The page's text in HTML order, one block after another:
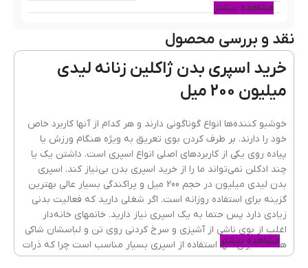
نوع عطر
پراکندگی
ماندگاری ۴۸ ساعت
طبع رایحه شیرین,گرم
مشاهده بیشتر
نقد و بررسی محصول
خرید اسپری بدن ژاکلین زنانه لیدی
میلیون 200 میل
خوشبو کننده‌ها انواع گوناگونی دارند و هر کدام از آنها کاربرد خاص
خود را دارند. بر طرف کردن بوی تعریق به ویژه هنگام ورزش یا
پیاده روی یکی از کاربردهای اصلی انواع اسپری است. داشتن یک یا
چند ادکلن نمی‌تواند ما را از خرید اسپری بدن بی‌نیاز کند. اسپری
بدن لیدی میلیون در حجم 200 میل و پراکندگی بسیار عالی بهترین
گزینه برای استفاده روزانه است. اگر شغلی دارید که فعالیت بدنی
زیادی دارد پس حتما به یک اسپری نیاز دارید. خانمهای خانه‌دار
اغلب از بوی ناشی از آشپزی و سرخ کردنی روی تن و لباسشان شاکی
هستند، برای آنها استفاده از اسپری بسیار مناسب است چرا که ذرات
اسپری بهتر پخش می‌شوند و فضای بیشتری را پوشش می‌دهد.
مشاهده بیشتر